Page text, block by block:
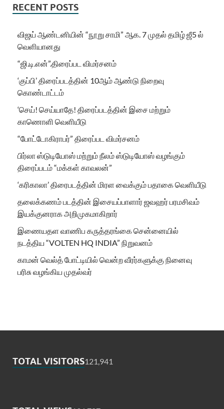
RECENT POSTS
விஜய் ஆண்டனியின் “நூறு சாமி” ஆக. 7 முதல் தமிழ் ஜீ5 ல்
வெளியானது
“ஜி.டி.என்”.திரைப்பட விமர்சனம்
‘குப்பி’ திரைப்படத்தின் 10ஆம் ஆண்டு நிறைவு
கொண்டாட்டம்
‘செய்! செய்யாதே! திரைப்படத்தின் இசை மற்றும்
காணொளி வெளியீடு
“போட்டோகிராபர்” திரைப்பட விமர்சனம்
பிர்லா ஸ்டுடியோஸ் மற்றும் நீலம் ஸ்டுடியோஸ் வழங்கும்
திரைப்படம் “மக்கள் காவலன்”
‘கரிகாலா’ திரைபடத்தின் மிரள வைக்கும் பதாகை வெளியீடு
தலைக்கணம் படத்தின் இசையப்பாளார் ஜவஹர் பரமசிவம்
இயக்குனராக அறிமுகமாகிறார்
இணையதள வாணிப கருத்தரங்கை சென்னையில்
நடத்திய “VOLTEN HQ INDIA” நிறுவனம்
காமன் வெல்த் போட்டியில் வென்ற வீரர்களுக்கு நினைவு
பரிசு வழங்கிய முதல்வர்
TOTAL VISITORS121,941